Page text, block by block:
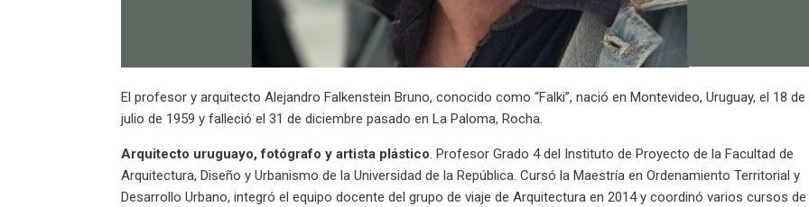
El profesor y arquitecto Alejandro Falkenstein Bruno, conocido como “Falki”, nació en Montevideo, Uruguay, el 18 de
julio de 1959 y falleció el 31 de diciembre pasado en La Paloma, Rocha.
Arquitecto uruguayo, fotógrafo y artista plástico. Profesor Grado 4 del Instituto de Proyecto de la Facultad de
Arquitectura, Diseño y Urbanismo de la Universidad de la República. Cursó la Maestría en Ordenamiento Territorial y
Desarrollo Urbano, integró el equipo docente del grupo de viaje de Arquitectura en 2014 y coordinó varios cursos de